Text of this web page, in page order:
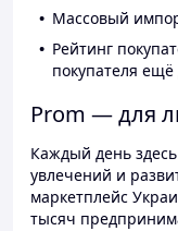
Массовый
Рейтинг
покупателя
Prom — для
Каждый день
увлечений и
маркетплейс
тысяч